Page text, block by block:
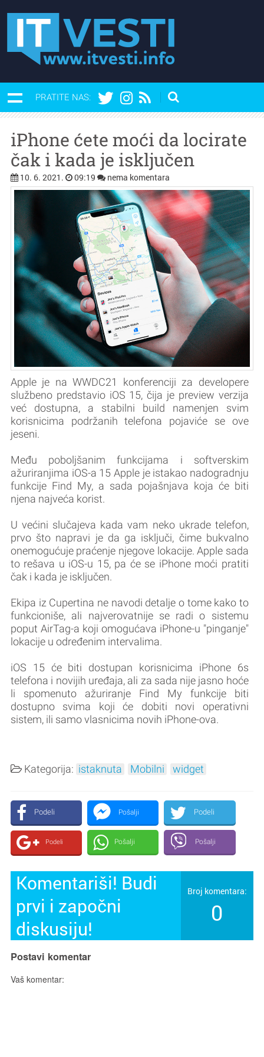
PRATITE NAS:
iPhone ćete moći da locirate
čak i kada je isključen
10. 6. 2021. 09:19 nema komentara
Apple je na WWDC21 konferenciji za developere
službeno predstavio iOS 15, čija je preview verzija
već dostupna, a stabilni build namenjen svim
korisnicima podržanih telefona pojaviće se ove
jeseni.
Među poboljšanim funkcijama i softverskim
ažuriranjima iOS-a 15 Apple je istakao nadogradnju
funkcije Find My, a sada pojašnjava koja će biti
njena najveća korist.
U većini slučajeva kada vam neko ukrade telefon,
prvo što napravi je da ga isključi, čime bukvalno
onemogućuje praćenje njegove lokacije. Apple sada
to rešava u iOS-u 15, pa će se iPhone moći pratiti
čak i kada je isključen.
Ekipa iz Cupertina ne navodi detalje o tome kako to
funkcioniše, ali najverovatnije se radi o sistemu
poput AirTag-a koji omogućava iPhone-u "pinganje"
lokacije u određenim intervalima.
iOS 15 će biti dostupan korisnicima iPhone 6s
telefona i novijih uređaja, ali za sada nije jasno hoće
li spomenuto ažuriranje Find My funkcije biti
dostupno svima koji će dobiti novi operativni
sistem, ili samo vlasnicima novih iPhone-ova.
Kategorija: istaknuta Mobilni widget
Podeli Pošalji Podeli
Podeli Pošalji Pošalji
Komentariši! Budi
prvi i započni
diskusiju!
Broj komentara:
0
Postavi komentar
Vaš komentar: